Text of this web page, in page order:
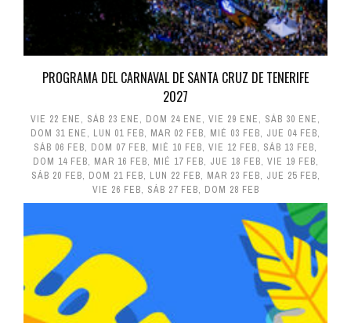
PROGRAMA DEL CARNAVAL DE SANTA CRUZ DE TENERIFE
2027
VIE 22 ENE, SÁB 23 ENE, DOM 24 ENE, VIE 29 ENE, SÁB 30 ENE,
DOM 31 ENE, LUN 01 FEB, MAR 02 FEB, MIÉ 03 FEB, JUE 04 FEB,
SÁB 06 FEB, DOM 07 FEB, MIÉ 10 FEB, VIE 12 FEB, SÁB 13 FEB,
DOM 14 FEB, MAR 16 FEB, MIÉ 17 FEB, JUE 18 FEB, VIE 19 FEB,
SÁB 20 FEB, DOM 21 FEB, LUN 22 FEB, MAR 23 FEB, JUE 25 FEB,
VIE 26 FEB, SÁB 27 FEB, DOM 28 FEB